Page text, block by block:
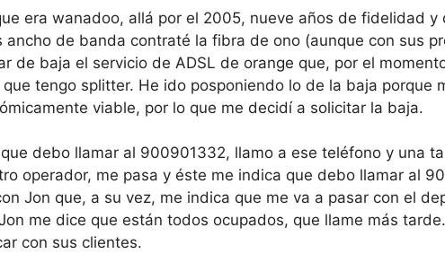
era wanadoo, allá por el 2005, nueve años de fidelidad y
de banda contraté la fibra de ono (aunque con sus
de baja el servicio de ADSL de orange que, por el
tengo splitter. He ido posponiendo lo de la baja porque
viable, por lo que me decidí a solicitar la baja.
debo llamar al 900901332, llamo a ese teléfono y una
operador, me pasa y éste me indica que debo llamar al
Jon que, a su vez, me indica que me va a pasar con el
me dice que están todos ocupados, que llame más
con sus clientes.